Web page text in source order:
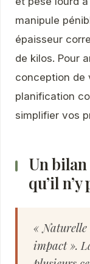
manipule
épaisseur
de kilos. Pour
conception de
planification
simplifier vos
Un
qu’il
« Naturelle
impact ».